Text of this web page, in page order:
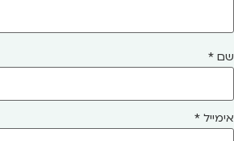
שם *
אימייל *